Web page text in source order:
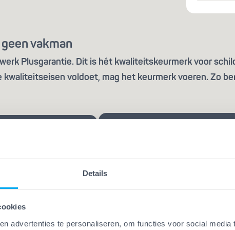
Details
advertenties te personaliseren, om functies voor social media
vakman
Plusgarantie. Dit is hét kwaliteitskeurmerk voor
voldoet, mag het keurmerk voeren. Zo